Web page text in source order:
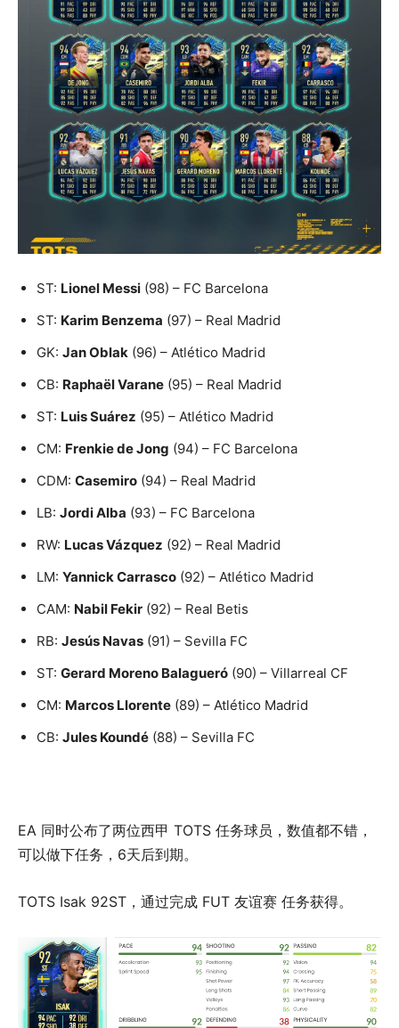
ST: Lionel Messi (98) – FC Barcelona
ST: Karim Benzema (97) – Real Madrid
GK: Jan Oblak (96) – Atlético Madrid
CB: Raphaël Varane (95) – Real Madrid
ST: Luis Suárez (95) – Atlético Madrid
CM: Frenkie de Jong (94) – FC Barcelona
CDM: Casemiro (94) – Real Madrid
LB: Jordi Alba (93) – FC Barcelona
RW: Lucas Vázquez (92) – Real Madrid
LM: Yannick Carrasco (92) – Atlético Madrid
CAM: Nabil Fekir (92) – Real Betis
RB: Jesús Navas (91) – Sevilla FC
ST: Gerard Moreno Balagueró (90) – Villarreal CF
CM: Marcos Llorente (89) – Atlético Madrid
CB: Jules Koundé (88) – Sevilla FC
EA 同时公布了两位西甲 TOTS 任务球员，数值都不错，
可以做下任务，6天后到期。
TOTS Isak 92ST，通过完成 FUT 友谊赛 任务获得。